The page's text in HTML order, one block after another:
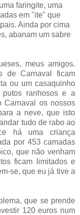
faringite, uma
em "ite" que
Ainda por cima
abanam um sabre
meus amigos.
de Carnaval ficam
ou um casaquinho
ranhosos e a
Carnaval os nossos
a neve, que isto
tudo de rabo ao
há uma criança
por 453 camadas
que não venham
ficam limitados e
se, que eu já tive a
que se prende
120 euros num